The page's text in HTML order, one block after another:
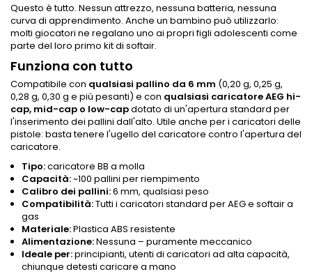
Questo è tutto. Nessun attrezzo, nessuna batteria, nessuna
curva di apprendimento. Anche un bambino può utilizzarlo:
molti giocatori ne regalano uno ai propri figli adolescenti come
parte del loro primo kit di softair.
Funziona con tutto
Compatibile con qualsiasi pallino da 6 mm (0,20 g, 0,25 g,
0,28 g, 0,30 g e più pesanti) e con qualsiasi caricatore AEG hi-
cap, mid-cap o low-capdotato di un'apertura standard per
l'inserimento dei pallini dall'alto. Utile anche per i caricatori delle
pistole: basta tenere l'ugello del caricatore contro l'apertura del
caricatore.
Tipo:caricatore BB a molla
Capacità:~100 pallini per riempimento
Calibro dei pallini:6 mm, qualsiasi peso
Compatibilità:Tutti i caricatori standard per AEG e softair a
gas
Materiale:Plastica ABS resistente
Alimentazione:Nessuna – puramente meccanico
Ideale per:principianti, utenti di caricatori ad alta capacità,
chiunque detesti caricare a mano